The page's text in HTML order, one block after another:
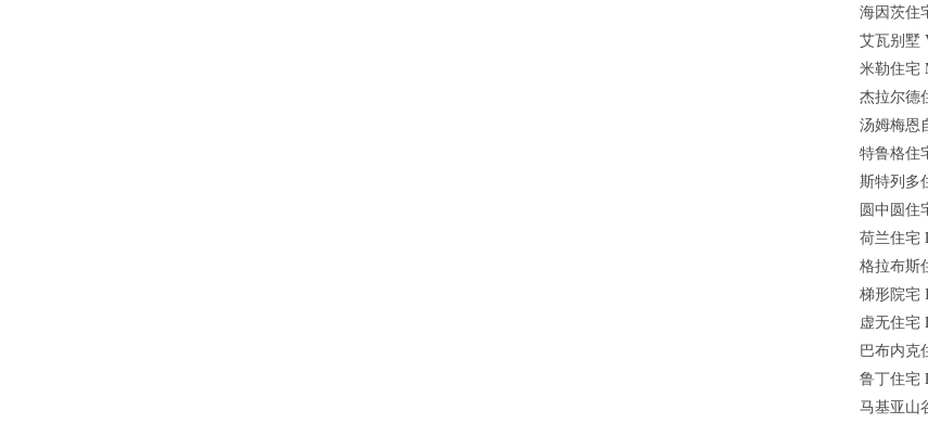
海因茨住
艾瓦别墅
米勒住宅
杰拉尔德
汤姆梅恩
特鲁格住
斯特列多
圆中圆住
荷兰住宅
格拉布斯
梯形院宅
虚无住宅
巴布内克
鲁丁住宅
马基亚山